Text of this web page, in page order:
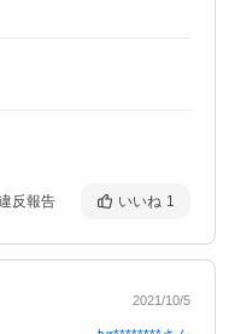
反報告 いいね 1
2021/10/5